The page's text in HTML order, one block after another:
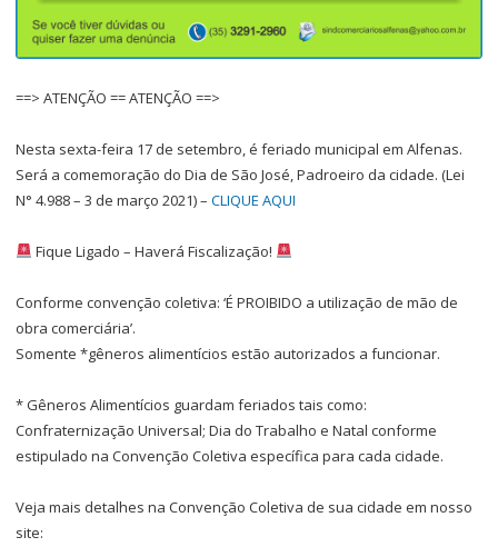
==> ATENÇÃO == ATENÇÃO ==>
Nesta sexta-feira 17 de setembro, é feriado municipal em Alfenas.
Será a comemoração do Dia de São José, Padroeiro da cidade. (Lei
N° 4.988 – 3 de março 2021) – CLIQUE AQUI
Fique Ligado – Haverá Fiscalização!
Conforme convenção coletiva: ‘É PROIBIDO a utilização de mão de
obra comerciária’.
Somente *gêneros alimentícios estão autorizados a funcionar.
* Gêneros Alimentícios guardam feriados tais como:
Confraternização Universal; Dia do Trabalho e Natal conforme
estipulado na Convenção Coletiva específica para cada cidade.
Veja mais detalhes na Convenção Coletiva de sua cidade em nosso
site: